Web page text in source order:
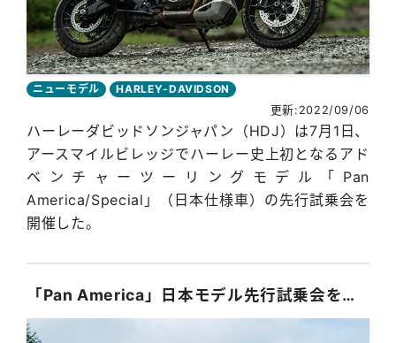
ニューモデル
HARLEY-DAVIDSON
更新:2022/09/06
ハーレーダビッドソンジャパン（HDJ）は7月1日、
アースマイルビレッジでハーレー史上初となるアド
ベンチャーツーリングモデル「Pan
America/Special」（日本仕様車）の先行試乗会を
開催した。
「Pan America」日本モデル先行試乗会をアースマイルビレッジで開催